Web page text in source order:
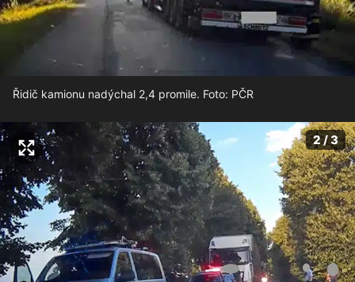
Řidič kamionu nadýchal 2,4 promile. Foto: PČR
2 / 3